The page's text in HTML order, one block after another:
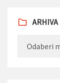
ARHIVA